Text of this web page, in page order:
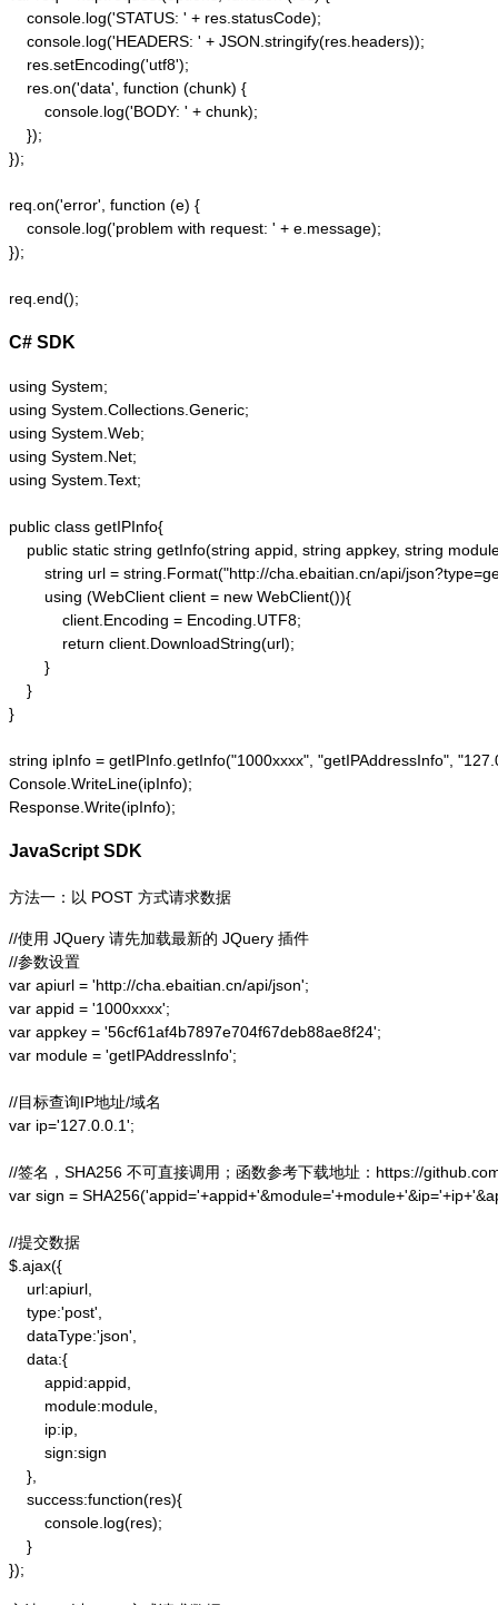
    console.log('STATUS: ' + res.statusCode);
    console.log('HEADERS: ' + JSON.stringify(res.headers));
    res.setEncoding('utf8');
    res.on('data', function (chunk) {
        console.log('BODY: ' + chunk);
    });
});
req.on('error', function (e) {
    console.log('problem with request: ' + e.message);
});
C# SDK
using System;
using System.Collections.Generic;
using System.Web;
using System.Net;
using System.Text;
public class getIPInfo{
public static string getInfo(string appid, string appkey, string
string url = string.Format("http://cha.ebaitian.cn/api/
        using (WebClient client = new WebClient()){
            client.Encoding = Encoding.UTF8;
            return client.DownloadString(url);
        }
    }
}
string ipInfo = getIPInfo.getInfo("1000xxxx", "getIPAddressInfo",
Console.WriteLine(ipInfo);
Response.Write(ipInfo);
JavaScript SDK
方法一：以 POST 方式请求数据
//使用 JQuery 请先加载最新的 JQuery 插件
//参数设置
var apiurl = 'http://cha.ebaitian.cn/api/json';
var appid = '1000xxxx';
var appkey = '56cf61af4b7897e704f67deb88ae8f24';
var module = 'getIPAddressInfo';
//目标查询IP地址/域名
var ip='127.0.0.1';
//签名，SHA256 不可直接调用；函数参考下载地址：https://
var sign =
//提交数据
$.ajax({
    url:apiurl,
    type:'post',
    dataType:'json',
    data:{
        appid:appid,
        module:module,
        ip:ip,
        sign:sign
    },
    success:function(res){
        console.log(res);
    }
});